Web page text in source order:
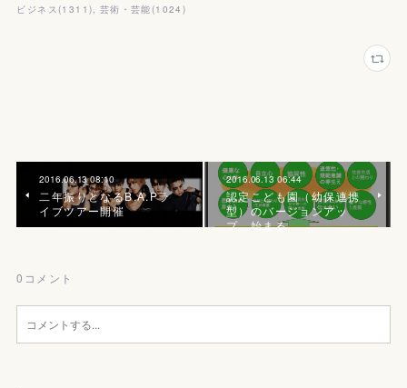
ビジネス (1311 ) 芸術・芸能 (1024 )
2016.06.13 08:10
二年振りとなるB.A.Pラ
イブツアー開催
2016.06.13 06:44
認定こども園（幼保連携
型）のバージョンアッ
プ、始まる
0 コメント